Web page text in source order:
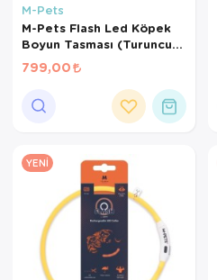
M-Pets
M-Pets Flash Led Köpek
Boyun Tasması (Turuncu)
[L]
799,00
YENI